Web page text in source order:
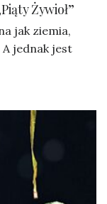
Żywioł”
jak ziemia,
A jednak jest